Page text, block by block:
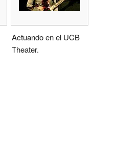
Actuando en el UCB
Theater.